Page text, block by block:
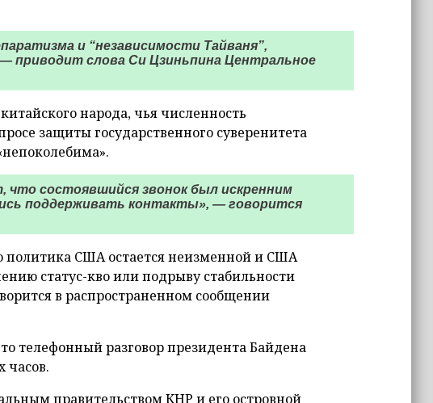
и “независимости Тайваня”,
приводит слова Си Цзиньпина Центральное
народа, чья численность
защиты государственного суверенитета
что состоявшийся звонок был искренним
поддерживать контакты», — говорится
политика США остается неизменной и США
статус-кво или подрыву стабильности
в распространенном сообщении
телефонный разговор президента Байдена
часов.
правительством КНР и его островной